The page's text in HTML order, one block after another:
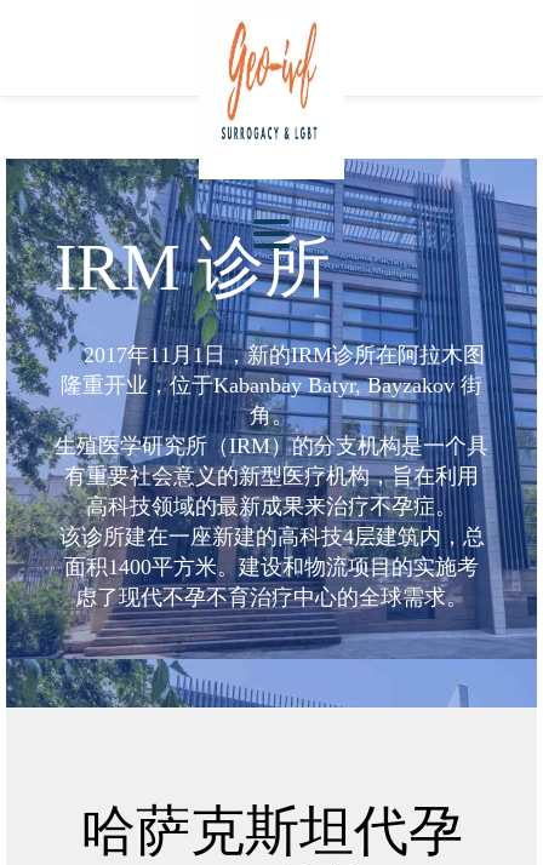
IRM 诊所
2017年11月1日，新的IRM诊所在阿拉木图
隆重开业，位于Kabanbay Batyr, Bayzakov 街
角。
生殖医学研究所（IRM）的分支机构是一个具
有重要社会意义的新型医疗机构，旨在利用
高科技领域的最新成果来治疗不孕症。
该诊所建在一座新建的高科技4层建筑内，总
面积1400平方米。建设和物流项目的实施考
虑了现代不孕不育治疗中心的全球需求。
哈萨克斯坦代孕